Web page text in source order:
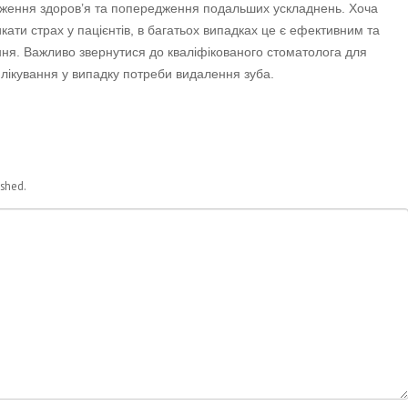
здоров’я та попередження подальших ускладнень. Хоча
страх у пацієнтів, в багатьох випадках це є ефективним та
Важливо звернутися до кваліфікованого стоматолога для
у випадку потреби видалення зуба.